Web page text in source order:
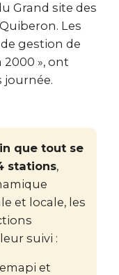
Grand site des
Les
gestion de
2000 », ont
journée.
que tout se
stations,
et locale, les
suivi :
et